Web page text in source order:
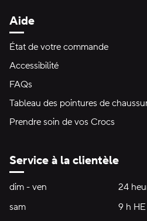
Aide
État de votre commande
Accessibilité
FAQs
Tableau des pointures de
Prendre soin de vos Crocs
Service à la clientèle
Heures d'ouverture:
dim - ven dimanche à vendredi
24
sam
9 h